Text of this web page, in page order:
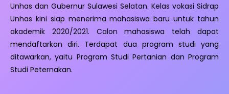
Unhas dan Gubernur Sulawesi Selatan. Kelas vokasi Sidrap
Unhas kini siap menerima mahasiswa baru untuk tahun
akademik 2020/2021. Calon mahasiswa telah dapat
mendaftarkan diri. Terdapat dua program studi yang
ditawarkan, yaitu Program Studi Pertanian dan Program
Studi Peternakan.